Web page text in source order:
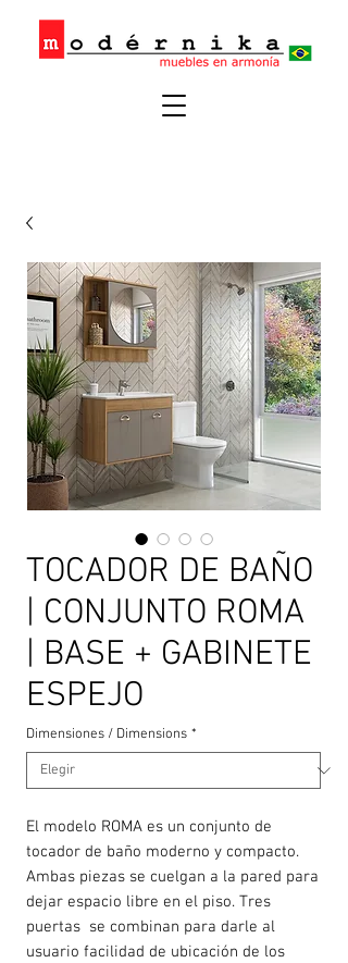
TOCADOR DE BAÑO
| CONJUNTO ROMA
| BASE + GABINETE
ESPEJO
Dimensiones / Dimensions *
El modelo ROMA es un conjunto de
tocador de baño moderno y compacto.
Ambas piezas se cuelgan a la pared para
dejar espacio libre en el piso. Tres
puertas se combinan para darle al
usuario facilidad de ubicación de los